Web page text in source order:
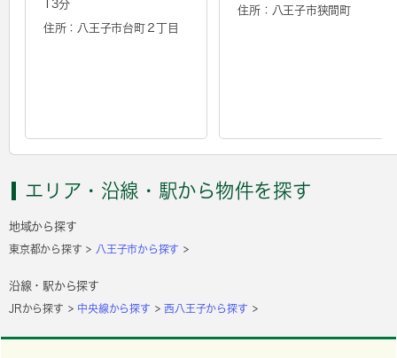
13分
住所：八王子市台町２丁目
住所：八王子市狭間町
エリア・沿線・駅から物件を探す
地域から探す
東京都から探す 八王子市から探す
沿線・駅から探す
JRから探す 中央線から探す 西八王子から探す